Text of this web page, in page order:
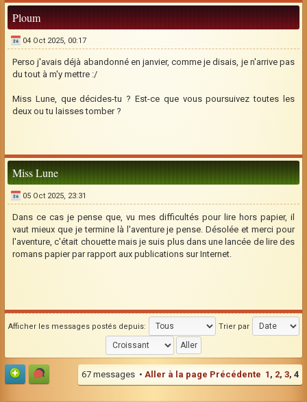
Ploum
04 Oct 2025, 00:17
Perso j'avais déjà abandonné en janvier, comme je disais, je n'arrive pas
du tout à m'y mettre :/
Miss Lune, que décides-tu ? Est-ce que vous poursuivez toutes les
deux ou tu laisses tomber ?
Miss Lune
05 Oct 2025, 23:31
Dans ce cas je pense que, vu mes difficultés pour lire hors papier, il
vaut mieux que je termine là l'aventure je pense. Désolée et merci pour
l'aventure, c'était chouette mais je suis plus dans une lancée de lire des
romans papier par rapport aux publications sur Internet.
Afficher les messages postés depuis: Trier par
67 messages • Aller à la page Précédente 1 , 2, 3, 4